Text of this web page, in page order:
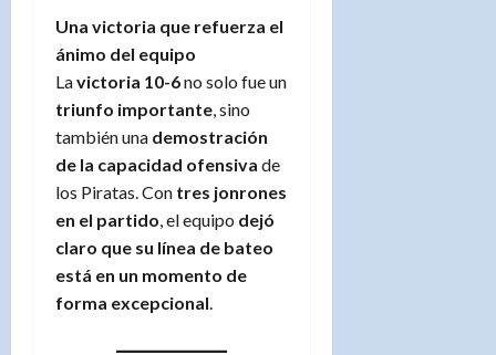
Una victoria que refuerza el
ánimo del equipo
Lavictoria 10-6no solo fue un
triunfo importante , sino
también una demostración
de la capacidad ofensiva de
los Piratas. Con tres jonrones
en el partido , el equipo dejó
claro que su línea de bateo
está en un momento de
forma excepcional